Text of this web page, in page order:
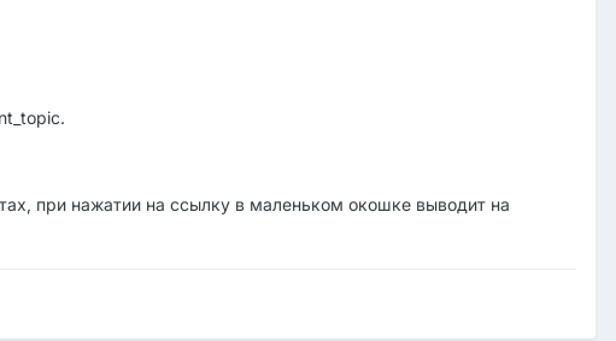
при нажатии на ссылку в маленьком окошке выводит на